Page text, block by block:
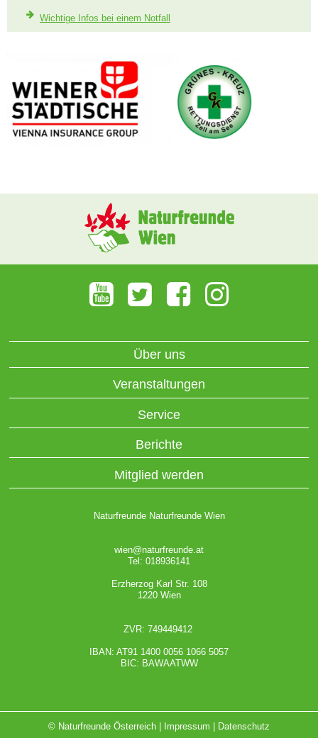
Wichtige Infos bei einem Notfall
Über uns
Veranstaltungen
Service
Berichte
Mitglied werden
Naturfreunde Naturfreunde Wien
wien@naturfreunde.at
Tel: 018936141
Erzherzog Karl Str. 108
1220 Wien
ZVR: 749449412
IBAN: AT91 1400 0056 1066 5057
BIC: BAWAATWW
© Naturfreunde Österreich | Impressum | Datenschutz